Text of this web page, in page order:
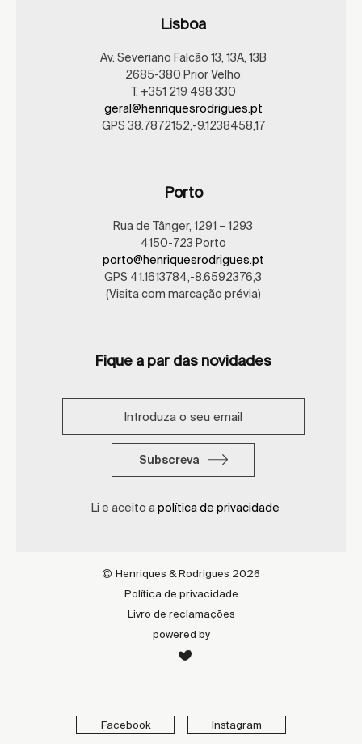
Lisboa
Av. Severiano Falcão 13, 13A, 13B
2685-380 Prior Velho
T. +351 219 498 330
geral@henriquesrodrigues.pt
GPS 38.7872152,-9.1238458,17
Porto
Rua de Tânger, 1291 – 1293
4150-723 Porto
porto@henriquesrodrigues.pt
GPS 41.1613784,-8.6592376,3
(Visita com marcação prévia)
Fique a par das novidades
Subscreva
Li e aceito apolítica de privacidade
Henriques & Rodrigues 2026
Política de privacidade
Livro de reclamações
powered by
Facebook Instagram